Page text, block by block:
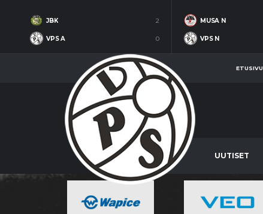
JBK 2
VPS A 0
MUSA N
VPS N
ETUSIVU
UUTISET